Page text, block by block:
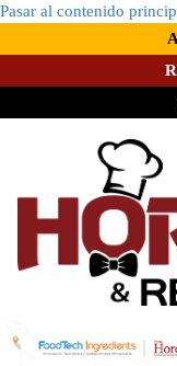
Pasar al contenido